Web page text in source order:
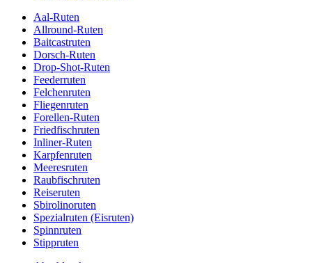
Aal-Ruten
Allround-Ruten
Baitcastruten
Dorsch-Ruten
Drop-Shot-Ruten
Feederruten
Felchenruten
Fliegenruten
Forellen-Ruten
Friedfischruten
Inliner-Ruten
Karpfenruten
Meeresruten
Raubfischruten
Reiseruten
Sbirolinoruten
Spezialruten (Eisruten)
Spinnruten
Stippruten